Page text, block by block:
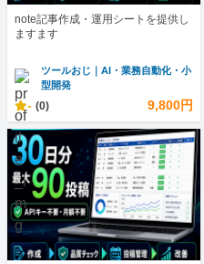
note記事作成・運用シートを提供し
ますます
ツールおじ｜AI・業務自動化・小
型開発
- (0) 9,800円